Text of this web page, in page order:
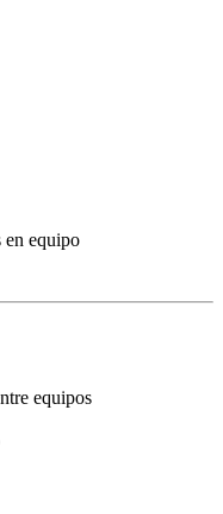
en equipo
equipos